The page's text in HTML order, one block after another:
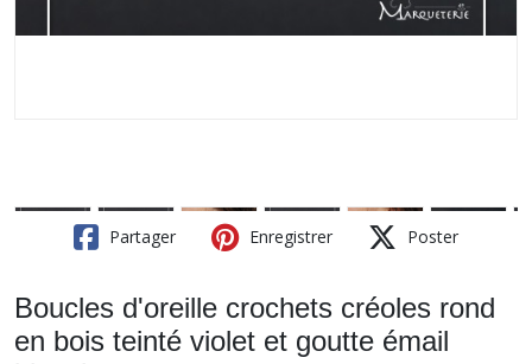
Partager Enregistrer Poster
Boucles d'oreille crochets créoles rond
en bois teinté violet et goutte émail